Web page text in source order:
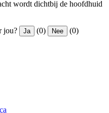
wordt dichtbij de hoofdhuid
jou? Ja (0) Nee (0)